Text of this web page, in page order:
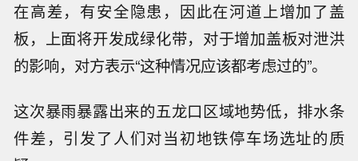
在高差，有安全隐患，因此在河道上增加了盖
板，上面将开发成绿化带，对于增加盖板对泄洪
的影响，对方表示“这种情况应该都考虑过的”。
这次暴雨暴露出来的五龙口区域地势低，排水条
件差，引发了人们对当初地铁停车场选址的质